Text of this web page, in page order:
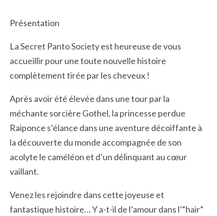
Présentation
La Secret Panto Society est heureuse de vous
accueillir pour une toute nouvelle histoire
complètement tirée par les cheveux !
Après avoir été élevée dans une tour par la
méchante sorcière Gothel, la princesse perdue
Raiponce s’élance dans une aventure décoiffante à
la découverte du monde accompagnée de son
acolyte le caméléon et d’un délinquant au cœur
vaillant.
Venez les rejoindre dans cette joyeuse et
fantastique histoire… Y a-t-il de l’amour dans l’“hair”